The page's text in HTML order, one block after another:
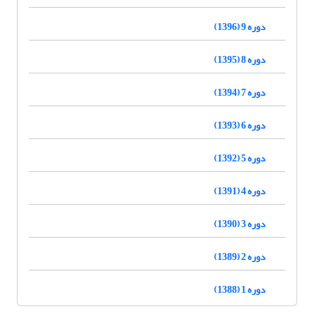
دوره 9 (1396)
دوره 8 (1395)
دوره 7 (1394)
دوره 6 (1393)
دوره 5 (1392)
دوره 4 (1391)
دوره 3 (1390)
دوره 2 (1389)
دوره 1 (1388)